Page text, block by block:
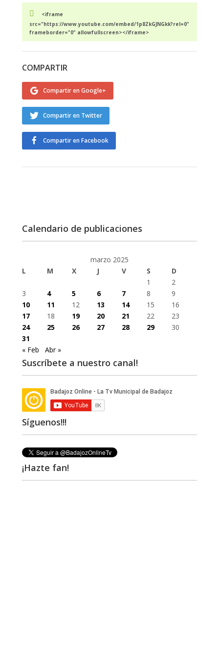
<iframe
src="https://www.youtube.com/embed/1p8ZkGJNGkk?rel=0"
frameborder="0" allowfullscreen></iframe>
COMPARTIR
Compartir en Google+
Compartir en Twitter
Compartir en Facebook
Calendario de publicaciones
marzo 2025
L
M X J V S
D
1
2
3
4 5 6 7 8
9
10
11 12 13 14 15
16
17
18 19 20 21 22
23
24
25 26 27 28 29
30
31
« Feb
Abr »
Suscríbete a nuestro canal!
Síguenos!!!
¡Hazte fan!